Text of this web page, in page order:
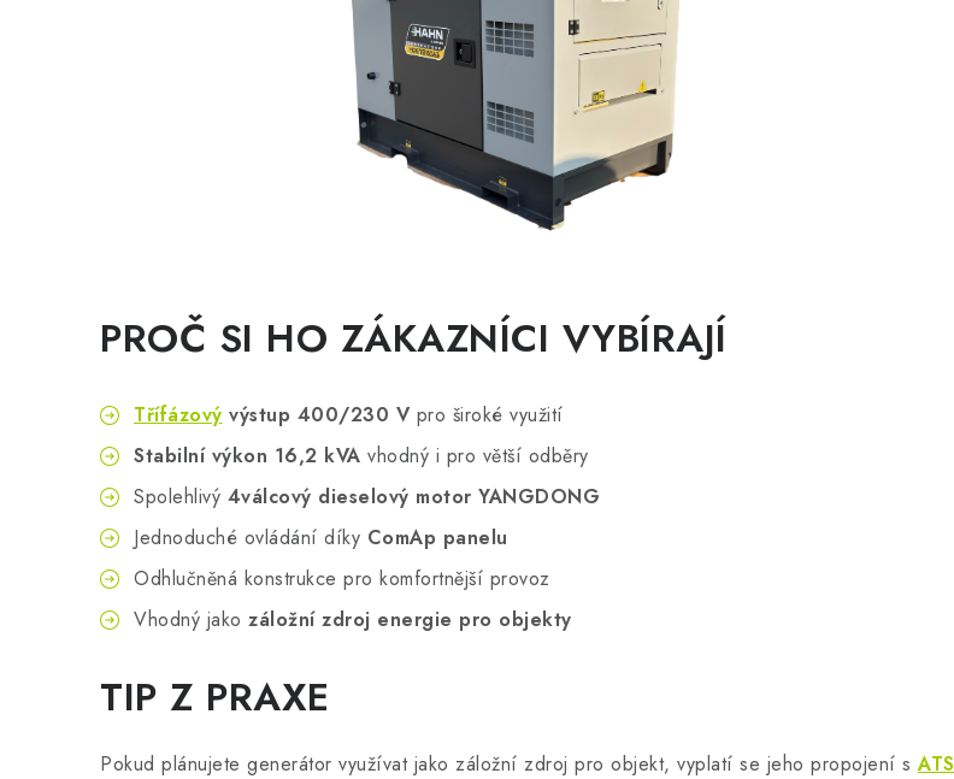
PROČ SI HO ZÁKAZNÍCI VYBÍRAJÍ
Třífázový výstup 400/230 Vpro široké využití
Stabilní výkon 16,2 kVA vhodný i pro větší odběry
Spolehlivý 4válcový dieselový motor YANGDONG
Jednoduché ovládání díky ComAp panelu
Odhlučněná konstrukce pro komfortnější provoz
Vhodný jako záložní zdroj energie pro objekty
TIP Z PRAXE
Pokud plánujete generátor využívat jako záložní zdroj pro objekt, vyplatí se jeho propojení sATS